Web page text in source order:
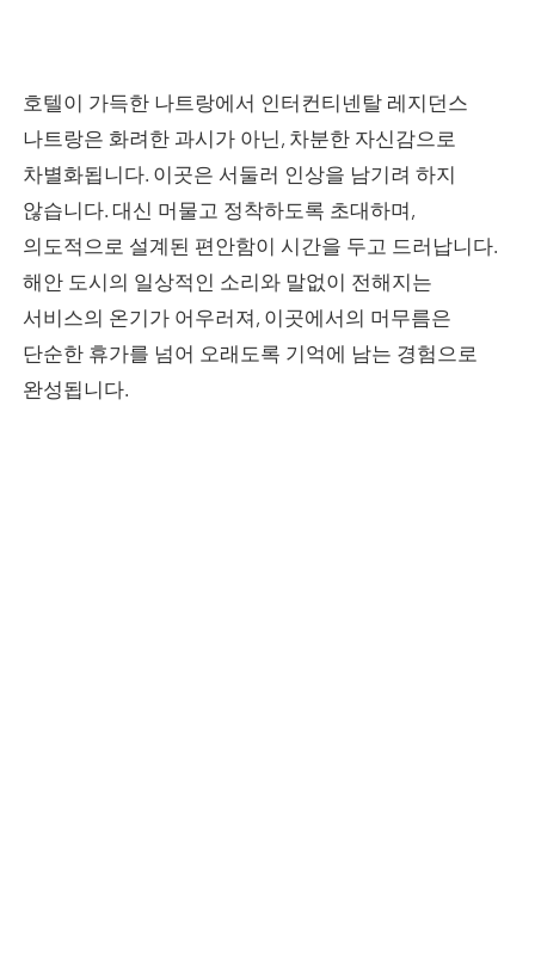
호텔이 가득한 나트랑에서 인터컨티넨탈 레지던스
나트랑은 화려한 과시가 아닌, 차분한 자신감으로
차별화됩니다. 이곳은 서둘러 인상을 남기려 하지
않습니다. 대신 머물고 정착하도록 초대하며,
의도적으로 설계된 편안함이 시간을 두고 드러납니다.
해안 도시의 일상적인 소리와 말없이 전해지는
서비스의 온기가 어우러져, 이곳에서의 머무름은
단순한 휴가를 넘어 오래도록 기억에 남는 경험으로
완성됩니다.